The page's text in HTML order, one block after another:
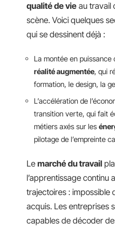
qualité de vie au travail
scène. Voici quelques
qui se dessinent déjà :
La montée en puissance
réalité augmentée, qui
formation, le design, la
L’accélération de
transition verte, qui fait
métiers axés sur les
pilotage de l’empreinte
Le marché du travail
l’apprentissage continu
trajectoires : impossible
acquis. Les entreprises
capables de décoder